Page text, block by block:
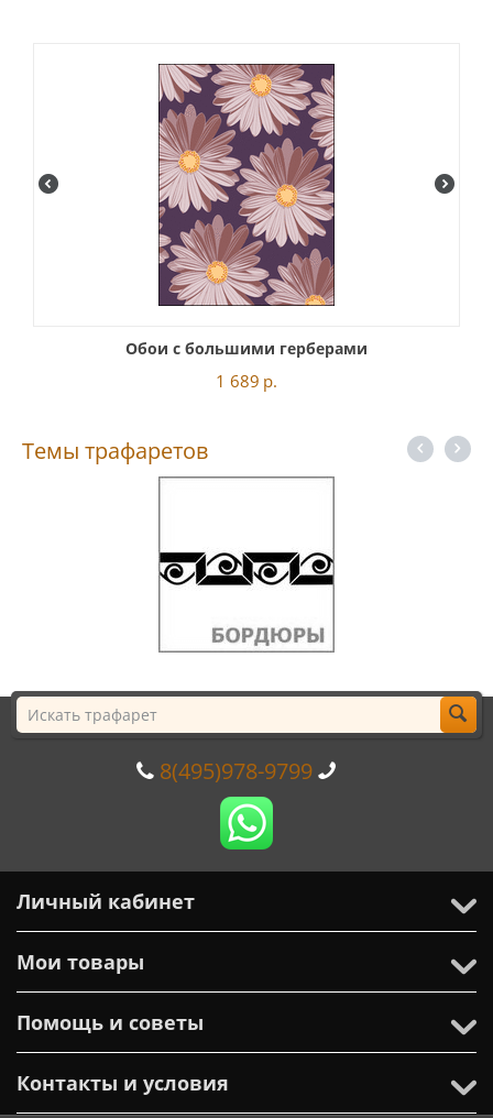
Обои с большими герберами
1 689 р.
Темы трафаретов
8(495)978-9799
Личный кабинет
Мои товары
Помощь и советы
Контакты и условия